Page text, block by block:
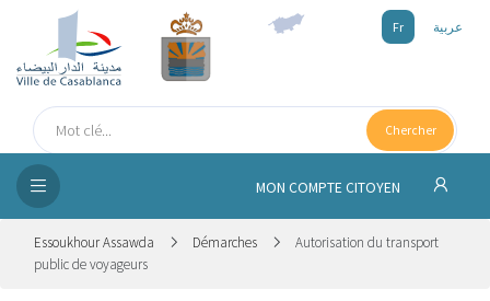
Fr عربية
Chercher
MON COMPTE CITOYEN
Essoukhour Assawda Démarches
Autorisation du transport
public de voyageurs